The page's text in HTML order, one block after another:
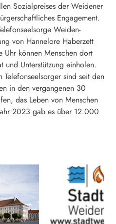
Sozialpreises der Weidener
Engagement.
Weiden-
von Hannelore Haberzett
Uhr können Menschen dort
und Unterstützung einholen.
sind seit den
in den vergangenen 30
das Leben von Menschen
2023 gab es über 12.000